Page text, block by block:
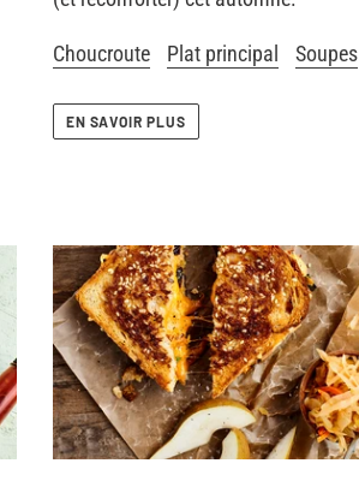
Choucroute Plat principal Soupes
EN SAVOIR PLUS